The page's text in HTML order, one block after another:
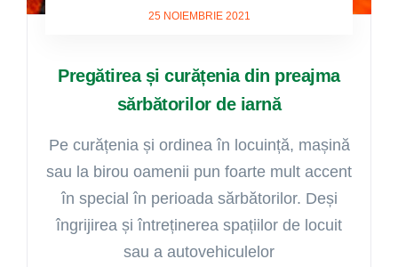
25 NOIEMBRIE 2021
Pregătirea și curățenia din preajma
sărbătorilor de iarnă
Pe curățenia și ordinea în locuință, mașină
sau la birou oamenii pun foarte mult accent
în special în perioada sărbătorilor. Deși
îngrijirea și întreținerea spațiilor de locuit
sau a autovehiculelor